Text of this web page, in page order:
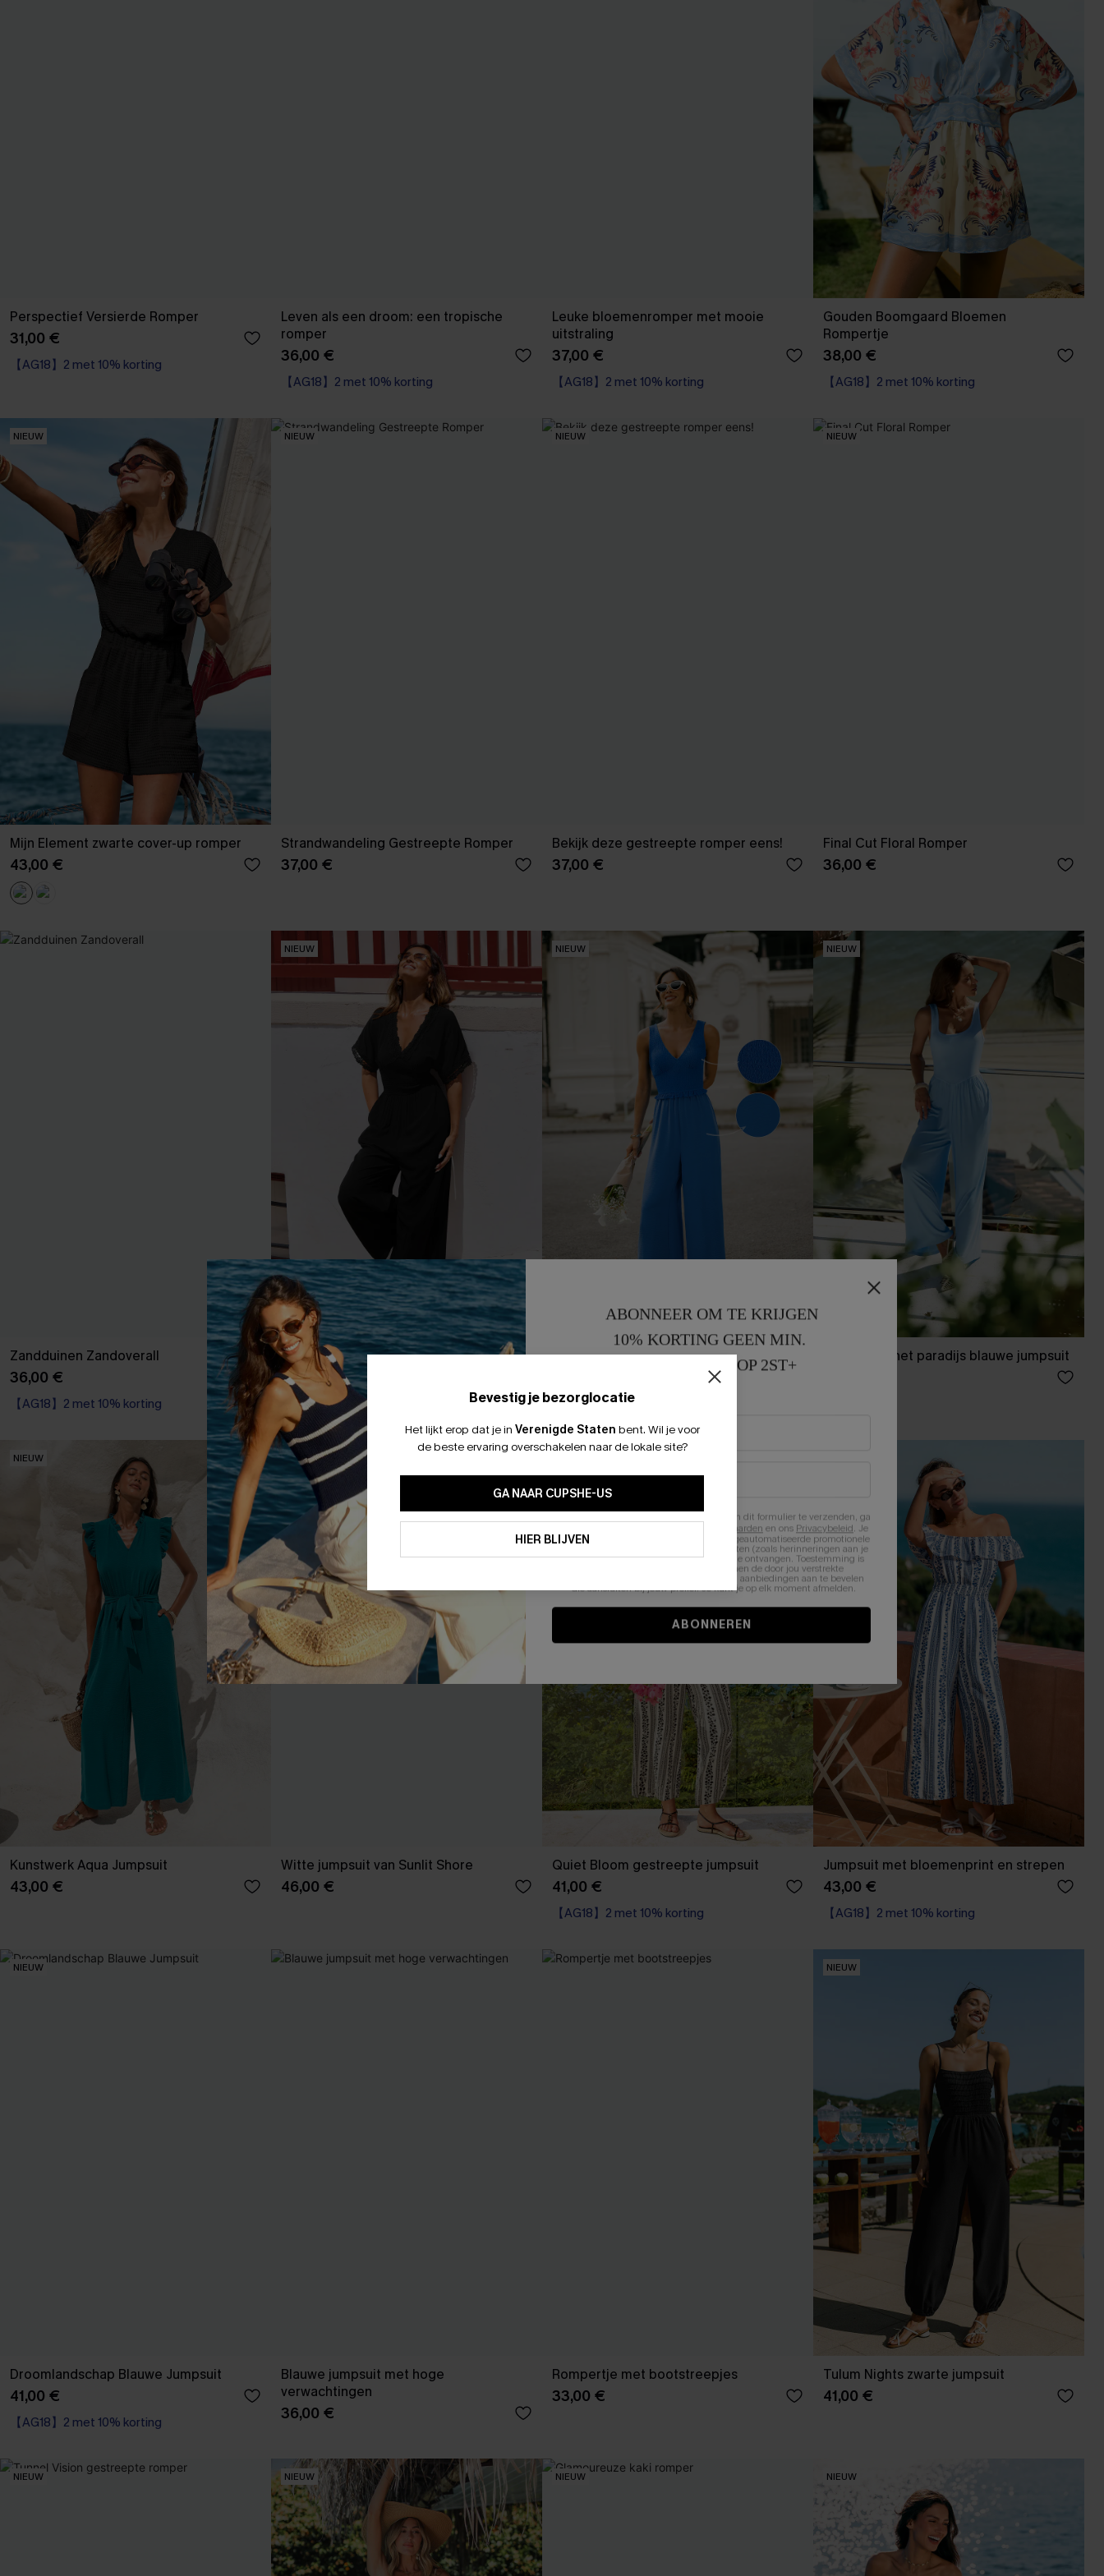
Perspectief Versierde Romper
31,00 €
【AG18】2 met 10% korting
Leven als een droom: een tropische
romper
36,00 €
【AG18】2 met 10% korting
【AG18】2 met 10% korting
Leuke bloemenromper met mooie
uitstraling
37,00 €
【AG18】2 met 10% korting
Gouden Boomgaard Bloemen
Rompertje
38,00 €
【AG18】2 met 10% korting
NIEUW
Mijn Element zwarte cover-up romper
43,00 €
NIEUW
Strandwandeling Gestreepte Romper
37,00 €
NIEUW
Bekijk deze gestreepte romper eens!
37,00 €
NIEUW
Final Cut Floral Romper
36,00 €
Zandduinen Zandoverall
36,00 €
【AG18】2 met 10% korting
NIEUW
Briljant idee: zwarte jumpsuit
45,00 €
NIEUW
Ik ben van jou blauwe jumpsuit
NIEUW
Verloren in het paradijs blauwe jumpsuit
NIEUW
Kunstwerk Aqua Jumpsuit
43,00 €
NIEUW
Witte jumpsuit van Sunlit Shore
46,00 €
Quiet Bloom gestreepte jumpsuit
41,00 €
【AG18】2 met 10% korting
Jumpsuit met bloemenprint en strepen
43,00 €
【AG18】2 met 10% korting
NIEUW
Droomlandschap Blauwe Jumpsuit
41,00 €
【AG18】2 met 10% korting
Blauwe jumpsuit met hoge
verwachtingen
36,00 €
Rompertje met bootstreepjes
33,00 €
NIEUW
Tulum Nights zwarte jumpsuit
41,00 €
NIEUW NIEUW NIEUW NIEUW
Bevestig je bezorglocatie
Het lijkt erop dat je in Verenigde Staten bent. Wil je voor
de beste ervaring overschakelen naar de lokale site?
GA NAAR CUPSHE-US
HIER BLIJVEN
ABONNEER OM TE KRIJGEN
10% KORTING GEEN MIN.
15% KORTING OP 2ST+
Door je contactgegevens in te vullen en dit formulier te verzenden, ga
Algemene Voorwaarden en ons Privacybeleid. Je
stemt er tevens mee in om herhaalde geautomatiseerde promotionele
en gepersonaliseerde marketingberichten (zoals herinneringen aan je
winkelwagen) en e-mails van Cupshe te ontvangen. Toestemming is
niet vereist voor een aankoop. We kunnen de door jou verstrekte
informatie gebruiken om producten en aanbiedingen aan te bevelen
die aansluiten bij jouw profiel. Je kunt je op elk moment afmelden.
ABONNEREN